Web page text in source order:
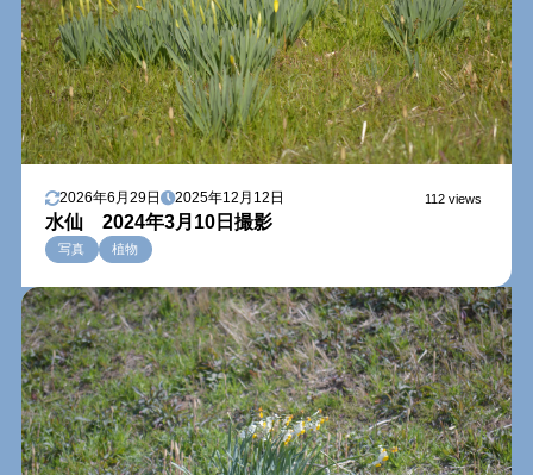
2026年6月29日 2025年12月12日 112 views
水仙 2024年3月10日撮影
写真 植物